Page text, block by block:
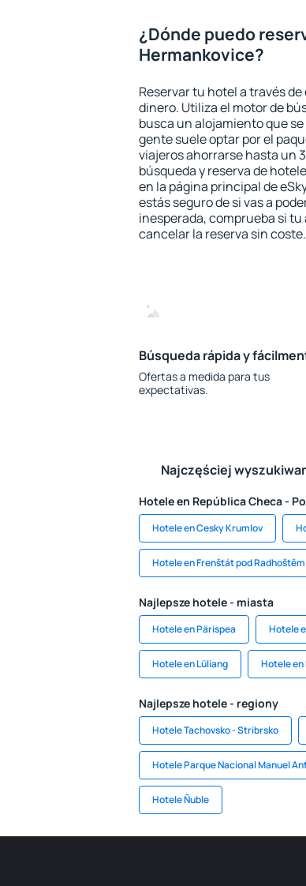
¿Dónde puedo
Hermankovice?
Reservar tu hotel a través
dinero. Utiliza el motor de
busca un alojamiento que
gente suele optar por el
viajeros ahorrarse hasta un
búsqueda y reserva de
en la página principal de
estás seguro de si vas a
inesperada, comprueba si
cancelar la reserva sin coste.
Búsqueda rápida y
Ofertas a medida para tus
expectativas.
Najczęściej
Hotele en República Checa -
Hotele en Cesky Krumlov
Hotele en Frenštát pod Radhoštěm
Najlepsze hotele - miasta
Hotele en Pärispea Hotele
Hotele en Lüliang Hotele
Najlepsze hotele - regiony
Hotele Tachovsko - Stribrsko
Hotele Parque Nacional Manuel
Hotele Ñuble